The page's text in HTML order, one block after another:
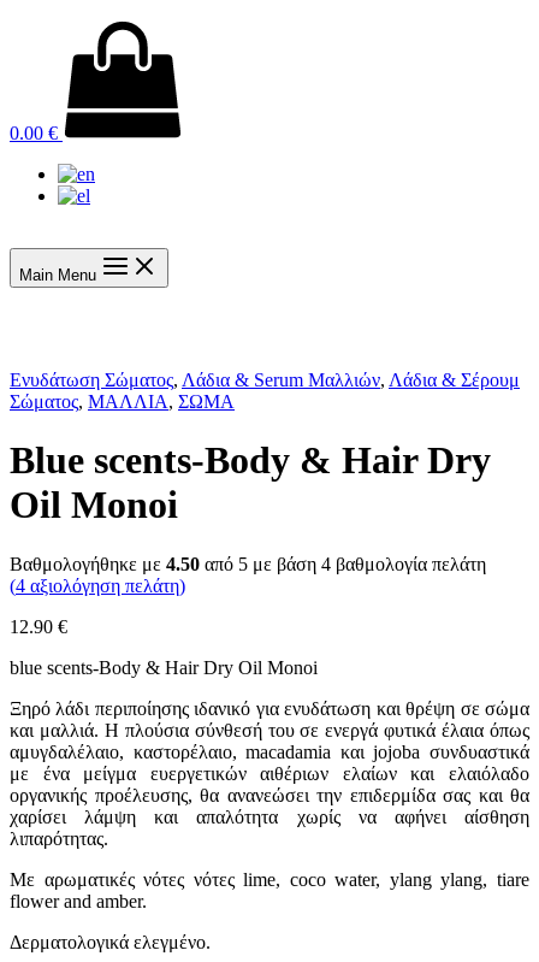
0.00 €
Main Menu
Ενυδάτωση Σώματος, Λάδια & Serum Μαλλιών, Λάδια & Σέρουμ
Σώματος, ΜΑΛΛΙΑ, ΣΩΜΑ
Blue scents-Body & Hair Dry
Oil Monoi
Βαθμολογήθηκε με 4.50 από 5 με βάση 4 βαθμολογία πελάτη
(4 αξιολόγηση πελάτη)
12.90 €
blue scents-Body & Hair Dry Oil Monoi
Ξηρό λάδι περιποίησης ιδανικό για ενυδάτωση και θρέψη σε σώμα
και μαλλιά. Η πλούσια σύνθεσή του σε ενεργά φυτικά έλαια όπως
αμυγδαλέλαιο, καστορέλαιο, macadamia και jojoba συνδυαστικά
με ένα μείγμα ευεργετικών αιθέριων ελαίων και ελαιόλαδο
οργανικής προέλευσης, θα ανανεώσει την επιδερμίδα σας και θα
χαρίσει λάμψη και απαλότητα χωρίς να αφήνει αίσθηση
λιπαρότητας.
Με αρωματικές νότες νότες lime, coco water, ylang ylang, tiare
flower and amber.
Δερματολογικά ελεγμένο.